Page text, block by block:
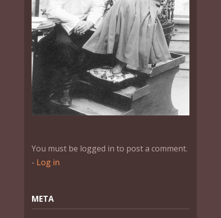
You must be logged in to post a comment.
- Log in
МЕТА